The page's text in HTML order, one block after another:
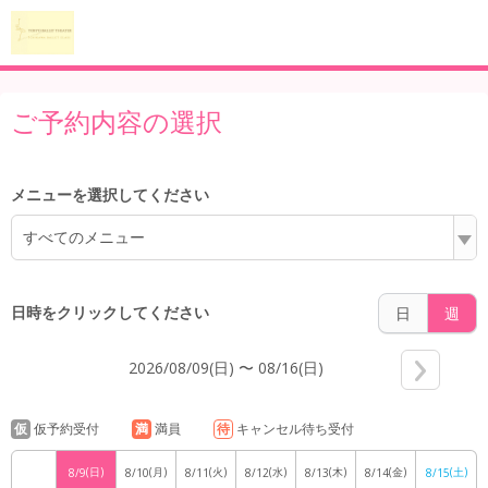
ご予約内容の選択
メニューを選択してください
すべてのメニュー
日時をクリックしてください 日 週
2026/08/09(日) 〜 08/16(日)
仮 仮予約受付 満 満員 待 キャンセル待ち受付
8/9(日) 8/10(月) 8/11(火) 8/12(水) 8/13(木) 8/14(金) 8/15(土)
6:00